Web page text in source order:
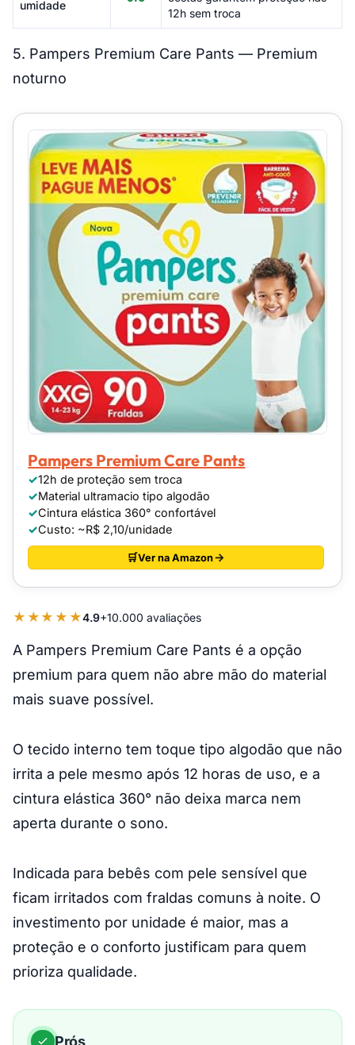
umidade
12h sem troca
5. Pampers Premium Care Pants — Premium
noturno
Pampers Premium Care Pants
12h de proteção sem troca
Material ultramacio tipo algodão
Cintura elástica 360° confortável
Custo: ~R$ 2,10/unidade
Ver na Amazon
★★★★★4.9+10.000 avaliações
A Pampers Premium Care Pants é a opção
premium para quem não abre mão do material
mais suave possível.
O tecido interno tem toque tipo algodão que não
irrita a pele mesmo após 12 horas de uso, e a
cintura elástica 360° não deixa marca nem
aperta durante o sono.
Indicada para bebês com pele sensível que
ficam irritados com fraldas comuns à noite. O
investimento por unidade é maior, mas a
proteção e o conforto justificam para quem
prioriza qualidade.
Prós